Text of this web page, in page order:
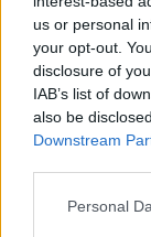
us or personal
your opt-out.
disclosure of
IAB’s list of
also be
Downstream
Personal
120 metų
Anot
ir žvejų
gamtininkui
užfiksuoti